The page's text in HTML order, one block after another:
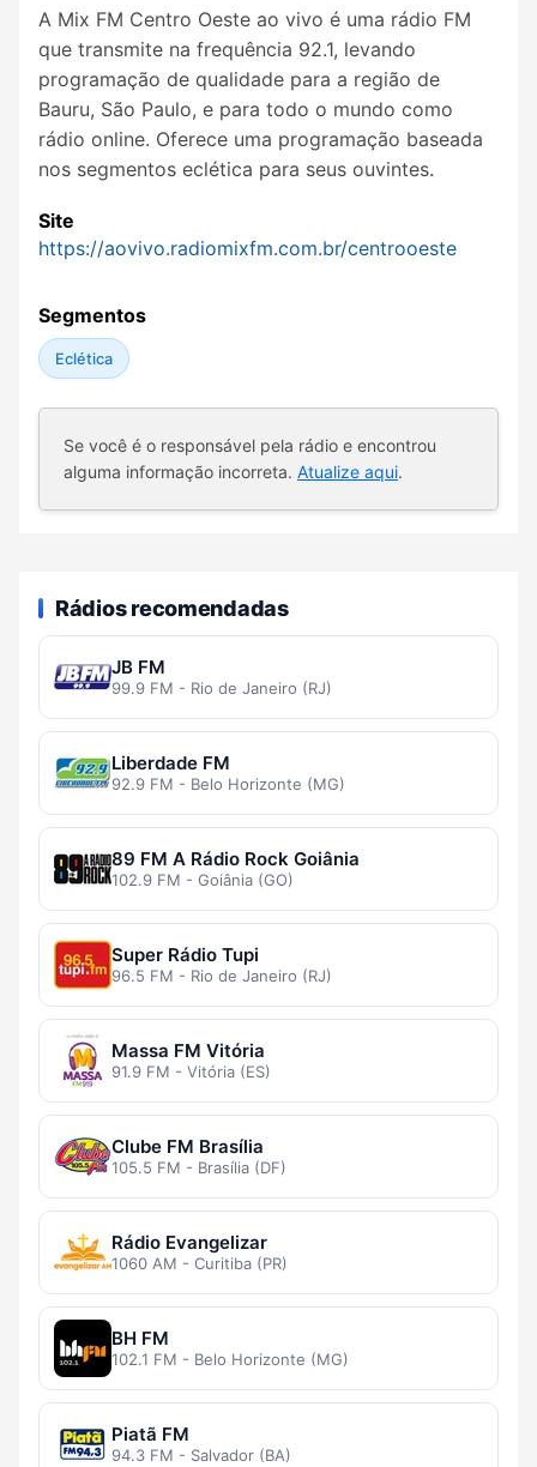
A Mix FM Centro Oeste ao vivo é uma rádio FM
que transmite na frequência 92.1, levando
programação de qualidade para a região de
Bauru, São Paulo, e para todo o mundo como
rádio online. Oferece uma programação baseada
nos segmentos eclética para seus ouvintes.
Site
https://aovivo.radiomixfm.com.br/centrooeste
Segmentos
Eclética
Se você é o responsável pela rádio e encontrou
alguma informação incorreta. Atualize aqui.
Rádios recomendadas
JB FM
99.9 FM - Rio de Janeiro (RJ)
Liberdade FM
92.9 FM - Belo Horizonte (MG)
89 FM A Rádio Rock Goiânia
102.9 FM - Goiânia (GO)
Super Rádio Tupi
96.5 FM - Rio de Janeiro (RJ)
Massa FM Vitória
91.9 FM - Vitória (ES)
Clube FM Brasília
105.5 FM - Brasília (DF)
Rádio Evangelizar
1060 AM - Curitiba (PR)
BH FM
102.1 FM - Belo Horizonte (MG)
Piatã FM
94.3 FM - Salvador (BA)